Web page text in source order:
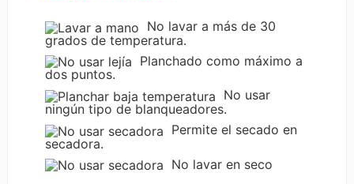
No lavar a más de 30
grados de temperatura.
Planchado como máximo a
dos puntos.
No usar
ningún tipo de blanqueadores.
Permite el secado en
secadora.
No lavar en seco